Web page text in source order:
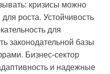
кризисы можно
роста. Устойчивость
для
законодательной базы
Бизнес‑сектор
и надежные